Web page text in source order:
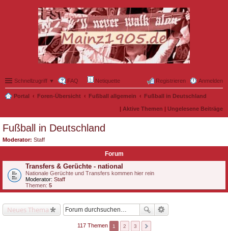
Schnellzugriff ▼ FAQ Netiquette Anmelden
Registrieren
Portal Foren-Übersicht Fußball allgemein Fußball in Deutschland
| Aktive Themen | Ungelesene Beiträge
Fußball in Deutschland
Moderator: Staff
Forum
Transfers & Gerüchte - national
Nationale Gerüchte und Transfers kommen hier rein
Moderator: Staff
Themen: 5
Neues Thema
117 Themen 1 2 3